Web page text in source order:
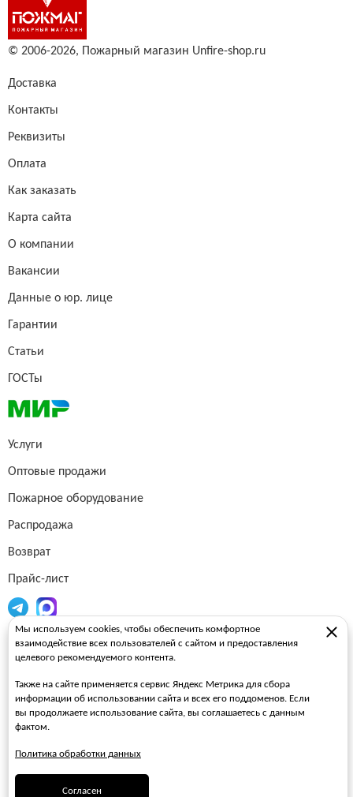
© 2006-2026, Пожарный магазин Unfire-shop.ru
Доставка
Контакты
Реквизиты
Оплата
Как заказать
Карта сайта
О компании
Вакансии
Данные о юр. лице
Гарантии
Статьи
ГОСТы
Услуги
Оптовые продажи
Пожарное оборудование
Распродажа
Возврат
Прайс-лист
Огнетушители
Пожарные стволы
Пожарные шкафы
FAQ
Мы используем cookies, чтобы обеспечить комфортное
взаимодействие всех пользователей с сайтом и предоставления
целевого рекомендуемого контента.
Также на сайте применяется сервис Яндекс Метрика для сбора
информации об использовании сайта и всех его поддоменов. Если
вы продолжаете использование сайта, вы соглашаетесь с данным
фактом.
Политика обработки данных
Согласен